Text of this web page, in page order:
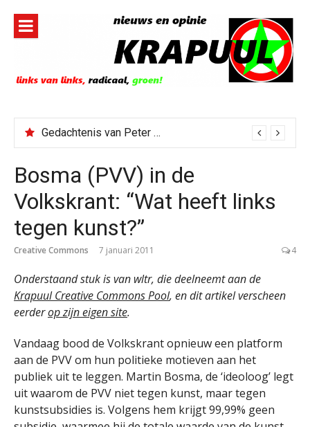
inhoud
Gedachtenis van Peter Faber
Bosma (PVV) in de
Volkskrant: “Wat heeft links
tegen kunst?”
Creative Commons 7 januari 2011 4
Onderstaand stuk is van wltr, die deelneemt aan de
Krapuul Creative Commons Pool, en dit artikel verscheen
eerderop zijn eigen site.
Vandaag bood de Volkskrant opnieuw een platform
aan de PVV om hun politieke motieven aan het
publiek uit te leggen. Martin Bosma, de ‘ideoloog’ legt
uit waarom de PVV niet tegen kunst, maar tegen
kunstsubsidies is. Volgens hem krijgt 99,99% geen